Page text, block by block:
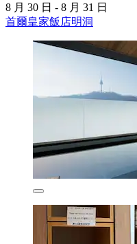
8 月 30 日 - 8 月 31 日
首爾皇家飯店明洞